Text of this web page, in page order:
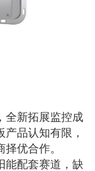
全新拓展监控成
产品认知有限，
优合作。
能配套赛道，缺